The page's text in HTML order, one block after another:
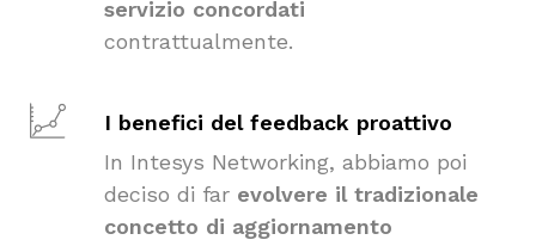
servizio concordati
contrattualmente.
I benefici del feedback proattivo
In Intesys Networking, abbiamo poi
deciso di far evolvere il tradizionale
concetto di aggiornamento